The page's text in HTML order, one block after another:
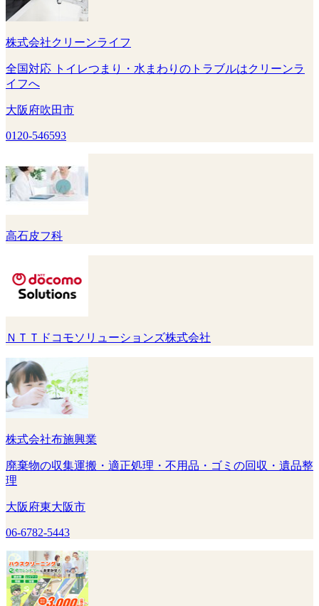
株式会社クリーンライフ
全国対応 トイレつまり・水まわりのトラブルはクリーンラ
イフへ
大阪府吹田市
0120-546593
高石皮フ科
ＮＴＴドコモソリューションズ株式会社
株式会社布施興業
廃棄物の収集運搬・適正処理・不用品・ゴミの回収・遺品整
理
大阪府東大阪市
06-6782-5443